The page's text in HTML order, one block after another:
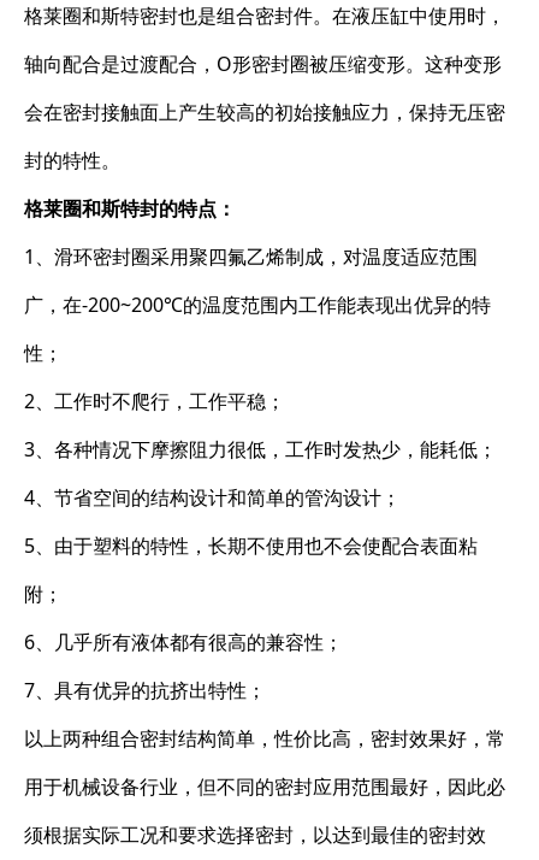
格莱圈和斯特密封也是组合密封件。在液压缸中使用时，
轴向配合是过渡配合，O形密封圈被压缩变形。这种变形
会在密封接触面上产生较高的初始接触应力，保持无压密
封的特性。
格莱圈和斯特封的特点：
1、滑环密封圈采用聚四氟乙烯制成，对温度适应范围
广，在-200~200℃的温度范围内工作能表现出优异的特
性；
2、工作时不爬行，工作平稳；
3、各种情况下摩擦阻力很低，工作时发热少，能耗低；
4、节省空间的结构设计和简单的管沟设计；
5、由于塑料的特性，长期不使用也不会使配合表面粘
附；
6、几乎所有液体都有很高的兼容性；
7、具有优异的抗挤出特性；
以上两种组合密封结构简单，性价比高，密封效果好，常
用于机械设备行业，但不同的密封应用范围最好，因此必
须根据实际工况和要求选择密封，以达到最佳的密封效